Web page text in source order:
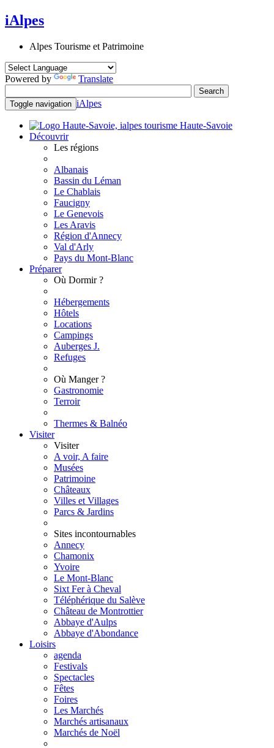
iAlpes
Alpes Tourisme et Patrimoine
Powered by Translate
Toggle navigation iAlpes
Haute-Savoie
Découvrir
Les régions
Albanais
Bassin du Léman
Le Chablais
Faucigny
Le Genevois
Les Aravis
Région d'Annecy
Val d'Arly
Pays du Mont-Blanc
Préparer
Où Dormir ?
Hébergements
Hôtels
Locations
Campings
Auberges J.
Refuges
Où Manger ?
Gastronomie
Terroir
Thermes & Balnéo
Visiter
Visiter
A voir, A faire
Musées
Patrimoine
Châteaux
Villes et Villages
Parcs & Jardins
Sites incontournables
Annecy
Chamonix
Yvoire
Le Mont-Blanc
Sixt Fer à Cheval
Téléphérique du Salève
Château de Montrottier
Abbaye d'Aulps
Abbaye d'Abondance
Loisirs
agenda
Festivals
Spectacles
Fêtes
Foires
Les Marchés
Marchés artisanaux
Marchés de Noël